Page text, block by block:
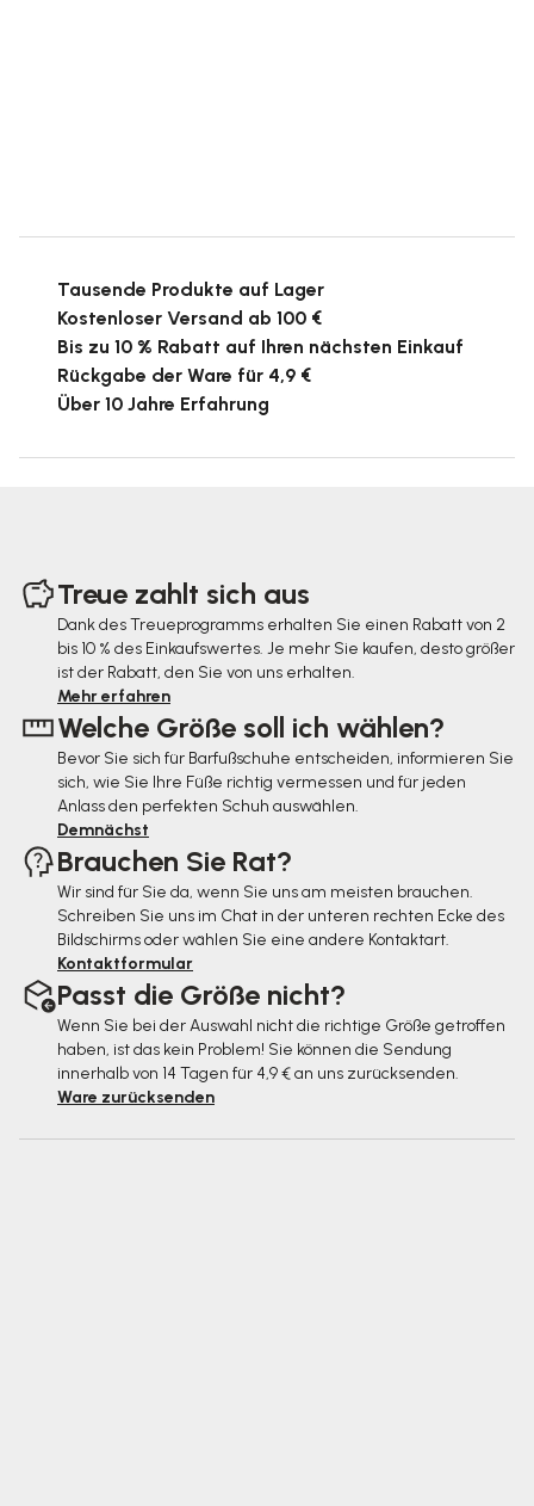
Tausende Produkte auf Lager
Kostenloser Versand ab 100 €
Bis zu 10 % Rabatt auf Ihren nächsten Einkauf
Rückgabe der Ware für 4,9 €
Über 10 Jahre Erfahrung
Treue zahlt sich aus
Dank des Treueprogramms erhalten Sie einen Rabatt von 2
bis 10 % des Einkaufswertes. Je mehr Sie kaufen, desto größer
ist der Rabatt, den Sie von uns erhalten.
Mehr erfahren
Welche Größe soll ich wählen?
Bevor Sie sich für Barfußschuhe entscheiden, informieren Sie
sich, wie Sie Ihre Füße richtig vermessen und für jeden
Anlass den perfekten Schuh auswählen.
Demnächst
Brauchen Sie Rat?
Wir sind für Sie da, wenn Sie uns am meisten brauchen.
Schreiben Sie uns im Chat in der unteren rechten Ecke des
Bildschirms oder wählen Sie eine andere Kontaktart.
Kontaktformular
Passt die Größe nicht?
Wenn Sie bei der Auswahl nicht die richtige Größe getroffen
haben, ist das kein Problem! Sie können die Sendung
innerhalb von 14 Tagen für 4,9 € an uns zurücksenden.
Ware zurücksenden